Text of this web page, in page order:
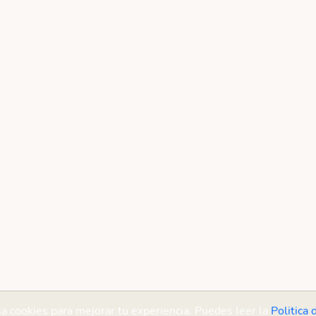
cookies para mejorar tu experiencia. Puedes leer la Politica